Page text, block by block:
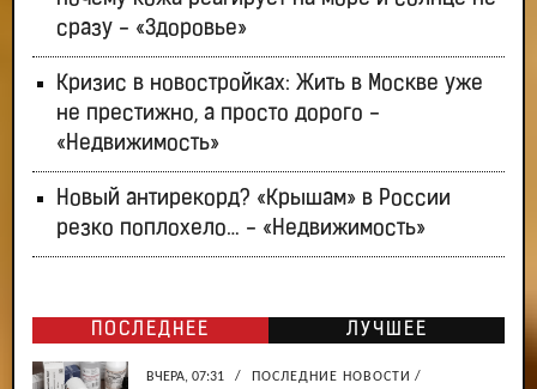
сразу - «Здоровье»
Кризис в новостройках: Жить в Москве уже
не престижно, а просто дорого -
«Недвижимость»
Новый антирекорд? «Крышам» в России
резко поплохело… - «Недвижимость»
ПОСЛЕДНЕЕ ЛУЧШЕЕ
ВЧЕРА, 07:31 / ПОСЛЕДНИЕ НОВОСТИ /